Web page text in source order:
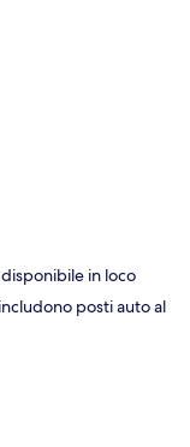
in loco
posti auto al